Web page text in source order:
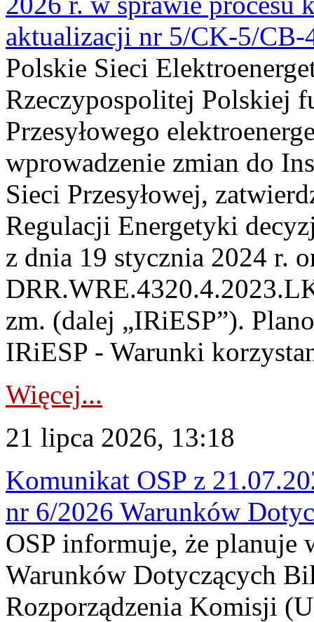
aktualizacji nr 5/CK-5/CB-
Polskie Sieci
Rzeczypospolitej Polskiej
Przesyłowego
wprowadzenie zmian do
Sieci Przesyłowej,
Regulacji Energetyki
z dnia 19 stycznia 2024 r.
zm. (dalej „IRiESP”).
IRiESP - Warunki
Więcej...
21 lipca 2026, 13:18
Komunikat OSP z
nr 6/2026 Warunków
OSP informuje, że planuje
Warunków Dotyczących
Rozporządzenia Komisji